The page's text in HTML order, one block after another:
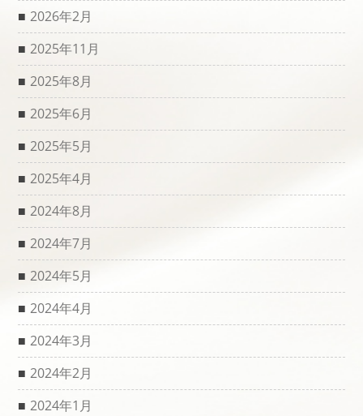
2026年2月
2025年11月
2025年8月
2025年6月
2025年5月
2025年4月
2024年8月
2024年7月
2024年5月
2024年4月
2024年3月
2024年2月
2024年1月